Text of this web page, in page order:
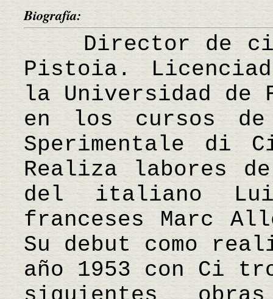
Biografía:
Director de
Pistoia.
la Universidad de
en los cursos
Sperimentale di
Realiza labores
del italiano
franceses Marc
Su debut como
año 1953 con Ci